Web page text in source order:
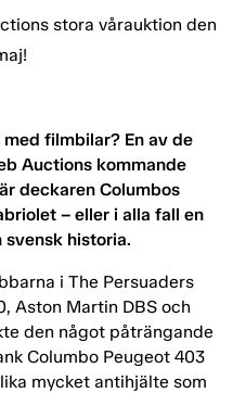
filmbilar? En av de
Auctions kommande
deckaren Columbos
– eller i alla fall en
historia.
i The Persuaders
Aston Martin DBS och
den något påträngande
Columbo Peugeot 403
mycket antihjälte som